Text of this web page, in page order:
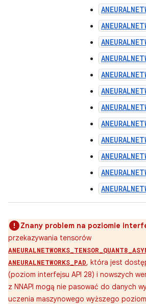
Znany problem na poziomie
przekazywania tensorów
ANEURALNETWORKS_PAD, która jest
(poziom interfejsu API 28) i nowszych
z NNAPI mogą nie pasować do danych
uczenia maszynowego wyższego